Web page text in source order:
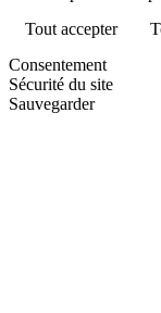
Tout accepter
Consentement
Sécurité du site
Sauvegarder